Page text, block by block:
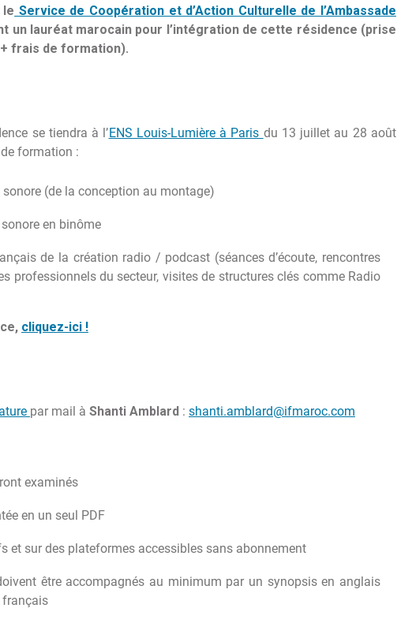
Service de Coopération et d’Action Culturelle de l’Ambassade
un lauréat marocain pour l’intégration de cette résidence (prise
frais de formation).
se tiendra à l’ENS Louis-Lumière à Paris du 13 juillet au 28 août
formation :
sonore (de la conception au montage)
en binôme
de la création radio / podcast (séances d’écoute, rencontres
professionnels du secteur, visites de structures clés comme Radio
cliquez-ici !
par mail à Shanti Amblard : shanti.amblard@ifmaroc.com
examinés
en un seul PDF
et sur des plateformes accessibles sans abonnement
être accompagnés au minimum par un synopsis en anglais
français